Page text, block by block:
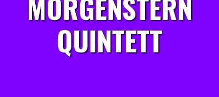
QUINTETT